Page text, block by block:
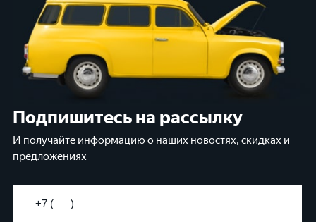
Подпишитесь на рассылку
И получайте информацию о наших новостях, скидках и
предложениях